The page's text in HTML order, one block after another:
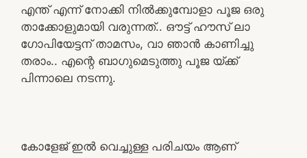
എന്ത് എന്ന് നോക്കി നിൽക്കുമ്പോളാ പൂജ ഒരു
താക്കോളുമായി വരുന്നത്.. ഔട്ട്‌ ഹൗസ് ലാ
ഗോപിയേട്ടന് താമസം, വാ ഞാൻ കാണിച്ചു
തരാം.. എന്റെ ബാഗുമെടുത്തു പൂജ യ്ക്ക്
പിന്നാലെ നടന്നു.
കോളേജ് ഇൽ വെച്ചുള്ള പരിചയം ആണ്